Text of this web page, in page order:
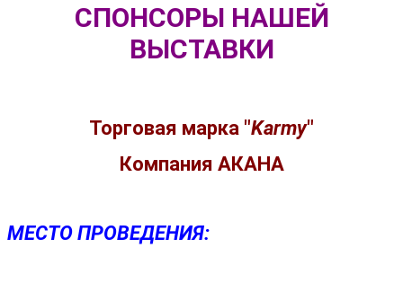
СПОНСОРЫ НАШЕЙ
ВЫСТАВКИ
Торговая марка "Karmy"
Компания АКАНА
МЕСТО ПРОВЕДЕНИЯ: